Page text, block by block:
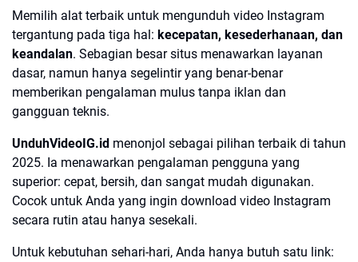
Memilih alat terbaik untuk mengunduh video Instagram
tergantung pada tiga hal: kecepatan, kesederhanaan, dan
keandalan. Sebagian besar situs menawarkan layanan
dasar, namun hanya segelintir yang benar-benar
memberikan pengalaman mulus tanpa iklan dan
gangguan teknis.
UnduhVideoIG.id menonjol sebagai pilihan terbaik di tahun
2025. Ia menawarkan pengalaman pengguna yang
superior: cepat, bersih, dan sangat mudah digunakan.
Cocok untuk Anda yang ingin download video Instagram
secara rutin atau hanya sesekali.
Untuk kebutuhan sehari-hari, Anda hanya butuh satu link: